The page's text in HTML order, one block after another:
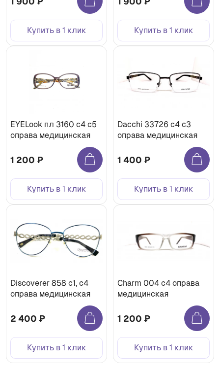
Купить в 1 клик Купить в 1 клик
EYELook пл 3160 с4 с5
оправа медицинская
1 200 ₽
Купить в 1 клик
Dacchi 33726 с4 с3
оправа медицинская
1 400 ₽
Купить в 1 клик
Discoverer 858 с1, с4
оправа медицинская
2 400 ₽
Купить в 1 клик
Charm 004 с4 оправа
медицинская
1 200 ₽
Купить в 1 клик